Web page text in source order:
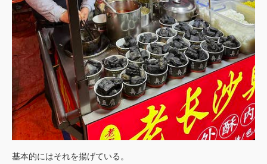
基本的にはそれを揚げている。